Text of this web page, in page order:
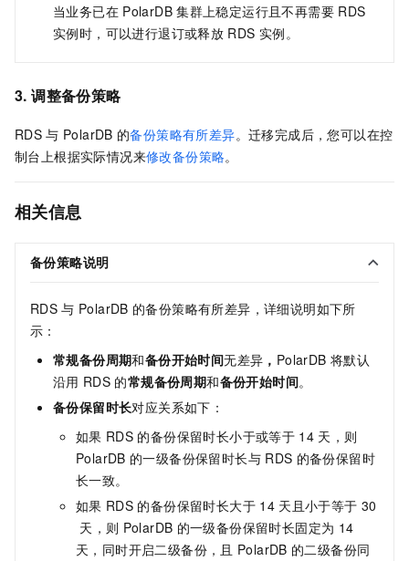
当业务已在 PolarDB 集群上稳定运行且不再需要 RDS
实例时，可以进行退订或释放 RDS 实例。
3. 调整备份策略
RDS 与 PolarDB 的备份策略有所差异。迁移完成后，您可以在控
制台上根据实际情况来修改备份策略。
相关信息
备份策略说明
RDS 与 PolarDB 的备份策略有所差异，详细说明如下所
示：
常规备份周期和备份开始时间无差异 ， PolarDB 将默认
沿用 RDS 的常规备份周期和备份开始时间。
备份保留时长对应关系如下：
如果 RDS 的备份保留时长小于或等于 14 天，则
PolarDB 的一级备份保留时长与 RDS 的备份保留时
长一致。
如果 RDS 的备份保留时长大于 14 天且小于等于 30
天，则 PolarDB 的一级备份保留时长固定为 14
天，同时开启二级备份，且 PolarDB 的二级备份同